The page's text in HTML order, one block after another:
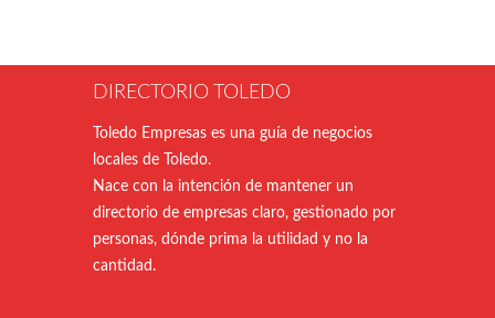
DIRECTORIO TOLEDO
Toledo Empresas es una guía de negocios
locales de Toledo.
Nace con la intención de mantener un
directorio de empresas claro, gestionado por
personas, dónde prima la utilidad y no la
cantidad.